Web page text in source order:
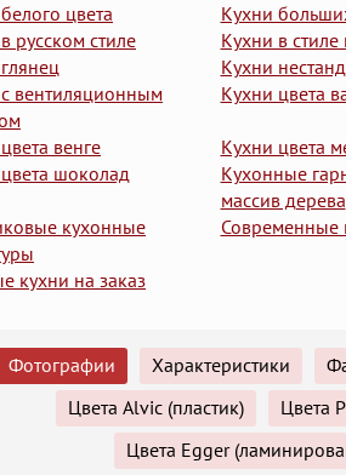
цвета
Кухни
русском стиле
Кухни в
Кухни
вентиляционным
Кухни цвета
венге
Кухни цвета
шоколад
Кухонные
массив дерева
кухонные
Современные
кухни на заказ
Фотографии Характеристики
Цвета Alvic (пластик)
Цвета
Цвета Egger